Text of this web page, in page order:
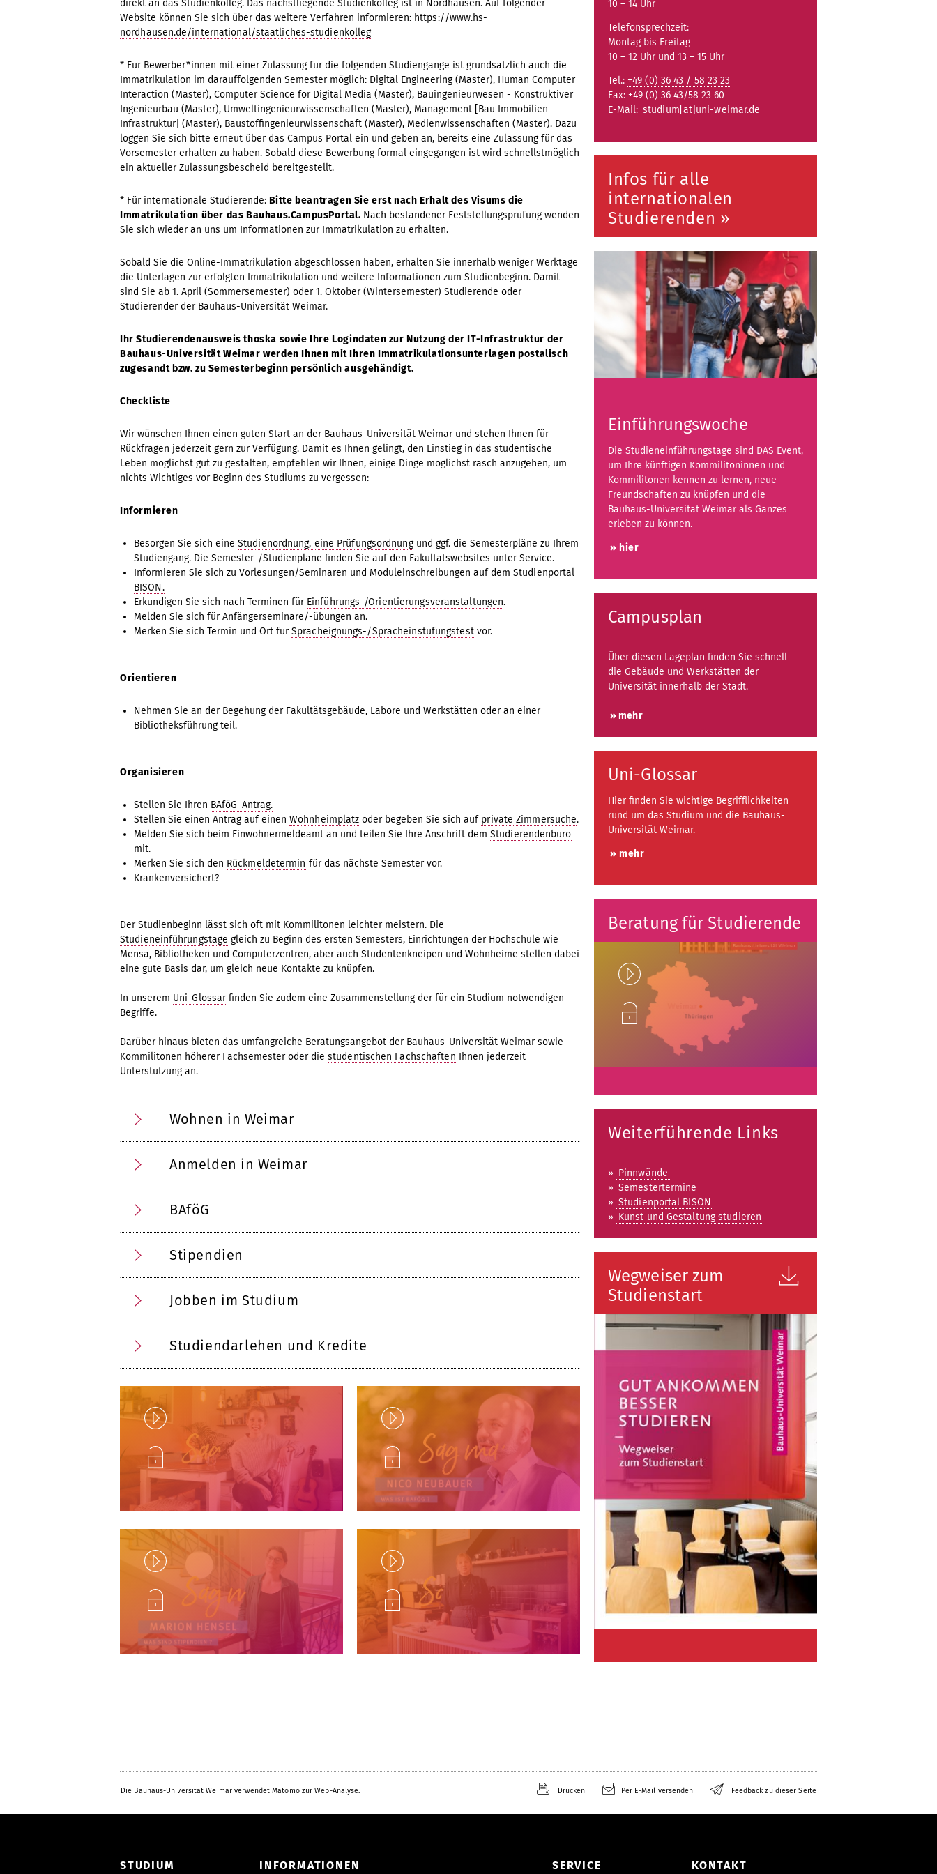
direkt an das Studienkolleg. Das nächstliegende Studienkolleg ist in Nordhausen. Auf folgender
Website können Sie sich über das weitere Verfahren informieren: https://www.hs-
nordhausen.de/international/staatliches-studienkolleg
* Für Bewerber*innen mit einer Zulassung für die folgenden Studiengänge ist grundsätzlich auch die
Immatrikulation im darauffolgenden Semester möglich: Digital Engineering (Master), Human Computer
Interaction (Master), Computer Science for Digital Media (Master), Bauingenieurwesen - Konstruktiver
Ingenieurbau (Master), Umweltingenieurwissenschaften (Master), Management [Bau Immobilien
Infrastruktur] (Master), Baustoffingenieurwissenschaft (Master), Medienwissenschaften (Master). Dazu
loggen Sie sich bitte erneut über das Campus Portal ein und geben an, bereits eine Zulassung für das
Vorsemester erhalten zu haben. Sobald diese Bewerbung formal eingegangen ist wird schnellstmöglich
ein aktueller Zulassungsbescheid bereitgestellt.
* Für internationale Studierende: Bitte beantragen Sie erst nach Erhalt des Visums die
Immatrikulation über das Bauhaus.CampusPortal. Nach bestandener Feststellungsprüfung wenden
Sie sich wieder an uns um Informationen zur Immatrikulation zu erhalten.
Sobald Sie die Online-Immatrikulation abgeschlossen haben, erhalten Sie innerhalb weniger Werktage
die Unterlagen zur erfolgten Immatrikulation und weitere Informationen zum Studienbeginn. Damit
sind Sie ab 1. April (Sommersemester) oder 1. Oktober (Wintersemester) Studierende oder
Studierender der Bauhaus-Universität Weimar.
Ihr Studierendenausweis thoska sowie Ihre Logindaten zur Nutzung der IT-Infrastruktur der
Bauhaus-Universität Weimar werden Ihnen mit Ihren Immatrikulationsunterlagen postalisch
zugesandt bzw. zu Semesterbeginn persönlich ausgehändigt.
Checkliste
Wir wünschen Ihnen einen guten Start an der Bauhaus-Universität Weimar und stehen Ihnen für
Rückfragen jederzeit gern zur Verfügung. Damit es Ihnen gelingt, den Einstieg in das studentische
Leben möglichst gut zu gestalten, empfehlen wir Ihnen, einige Dinge möglichst rasch anzugehen, um
nichts Wichtiges vor Beginn des Studiums zu vergessen:
Informieren
Besorgen Sie sich eine Studienordnung, eine Prüfungsordnungund ggf. die Semesterpläne zu Ihrem
Studiengang. Die Semester-/Studienpläne finden Sie auf den Fakultätswebsites unter Service.
Informieren Sie sich zu Vorlesungen/Seminaren und Moduleinschreibungen auf dem Studienportal
BISON.
Erkundigen Sie sich nach Terminen für Einführungs-/Orientierungsveranstaltungen.
Melden Sie sich für Anfängerseminare/-übungen an.
Merken Sie sich Termin und Ort fürSpracheignungs-/Spracheinstufungstestvor.
Orientieren
Nehmen Sie an der Begehung der Fakultätsgebäude, Labore und Werkstätten oder an einer
Bibliotheksführung teil.
Organisieren
Stellen Sie Ihren BAföG-Antrag.
Stellen Sie einen Antrag auf einen Wohnheimplatz oder begeben Sie sich auf private Zimmersuche.
Melden Sie sich beim Einwohnermeldeamt an und teilen Sie Ihre Anschrift dem Studierendenbüro
mit.
Merken Sie sich den Rückmeldetermin für das nächste Semester vor.
Krankenversichert?
Der Studienbeginn lässt sich oft mit Kommilitonen leichter meistern. Die
Studieneinführungstage gleich zu Beginn des ersten Semesters, Einrichtungen der Hochschule wie
Mensa, Bibliotheken und Computerzentren, aber auch Studentenkneipen und Wohnheime stellen dabei
eine gute Basis dar, um gleich neue Kontakte zu knüpfen.
In unserem Uni-Glossarfinden Sie zudem eine Zusammenstellung der für ein Studium notwendigen
Begriffe.
Darüber hinaus bieten das umfangreiche Beratungsangebot der Bauhaus-Universität Weimar sowie
Kommilitonen höherer Fachsemester oder die studentischen Fachschaften Ihnen jederzeit
Unterstützung an.
Wohnen in Weimar
Anmelden in Weimar
BAföG
Stipendien
Jobben im Studium
Studiendarlehen und Kredite
Play
Unlock
Play
Unlock
Play
Unlock
Play
Unlock
10 – 14 Uhr
Telefonsprechzeit:
Montag bis Freitag
10 – 12 Uhr und 13 – 15 Uhr
Tel.: +49 (0) 36 43 / 58 23 23
Fax: +49 (0) 36 43/58 23 60
E-Mail: studium[at]uni-weimar.de
Infos für alle
internationalen
Studierenden »
Einführungswoche
Die Studieneinführungstage sind DAS Event,
um Ihre künftigen Kommilitoninnen und
Kommilitonen kennen zu lernen, neue
Freundschaften zu knüpfen und die
Bauhaus-Universität Weimar als Ganzes
erleben zu können.
» hier
Campusplan
Über diesen Lageplan finden Sie schnell
die Gebäude und Werkstätten der
Universität innerhalb der Stadt.
» mehr
Uni-Glossar
Hier finden Sie wichtige Begrifflichkeiten
rund um das Studium und die Bauhaus-
Universität Weimar.
» mehr
Beratung für Studierende
Play
Unlock
Weiterführende Links
» Pinnwände
» Semestertermine
» Studienportal BISON
» Kunst und Gestaltung studieren
Wegweiser zum
Studienstart
Die Bauhaus-Universität Weimar verwendet Matomo zur Web-Analyse. Drucken Per E-Mail versenden Feedback zu dieser Seite
STUDIUM INFORMATIONEN SERVICE KONTAKT